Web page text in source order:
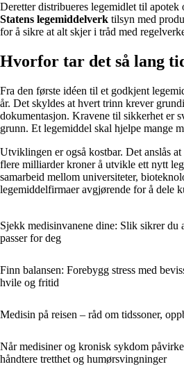
Deretter distribueres legemidlet til
Statens legemiddelverk tilsyn med
for å sikre at alt skjer i tråd med
Hvorfor tar det så lang
Fra den første idéen til et godkjent
år. Det skyldes at hvert trinn krever
dokumentasjon. Kravene til sikkerhet er
grunn. Et legemiddel skal hjelpe mange
Utviklingen er også kostbar. Det anslås
flere milliarder kroner å utvikle ett nytt
samarbeid mellom universiteter,
legemiddelfirmaer avgjørende for å dele
Sjekk medisinvanene dine: Slik sikrer du
passer for deg
Finn balansen: Forebygg stress med
hvile og fritid
Medisin på reisen – råd om tidssoner,
Når medisiner og kronisk sykdom
håndtere tretthet og humørsvingninger